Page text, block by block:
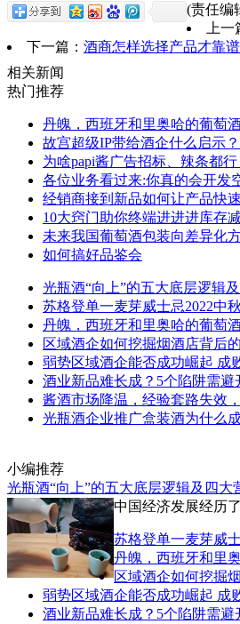
(责任编
上一
下一篇： 酒商怎样选择产品才靠谱
相关新闻
热门推荐
丹魄，西班牙和里奥哈的葡萄
故宫超级IP带给酒企什么启示？
为啥papi酱广告招标、辣条都
各位业务看过来:你真的会开发
经销商接到新品如何让产品快
10大窍门助你终端进进进库存
未来我国葡萄酒包装向差异化
如何搞好品鉴会
光瓶酒“向上”的五大底层逻辑
苏格登单一麦芽威士忌2022中
丹魄，西班牙和里奥哈的葡萄
区域酒企如何挖掘烟酒店背后
弱势区域酒企能否成功崛起 成
酒业新品难长成？5个陷阱需避
酱酒市场降温，经验套路失效
光瓶酒企业推广盒装酒为什么
小编推荐
光瓶酒“向上”的五大底层逻辑及四大
中国经济发展经历
苏格登单一麦芽威
丹魄，西班牙和里
区域酒企如何挖掘
弱势区域酒企能否成功崛起 成
酒业新品难长成？5个陷阱需避